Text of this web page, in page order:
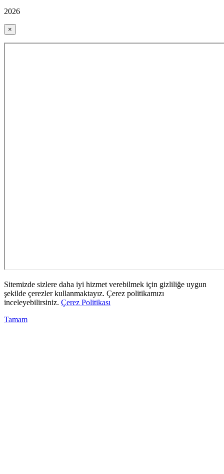
2026
×
Sitemizde sizlere daha iyi hizmet verebilmek için gizliliğe uygun
şekilde çerezler kullanmaktayız. Çerez politikamızı
inceleyebilirsiniz. Çerez Politikası
Tamam